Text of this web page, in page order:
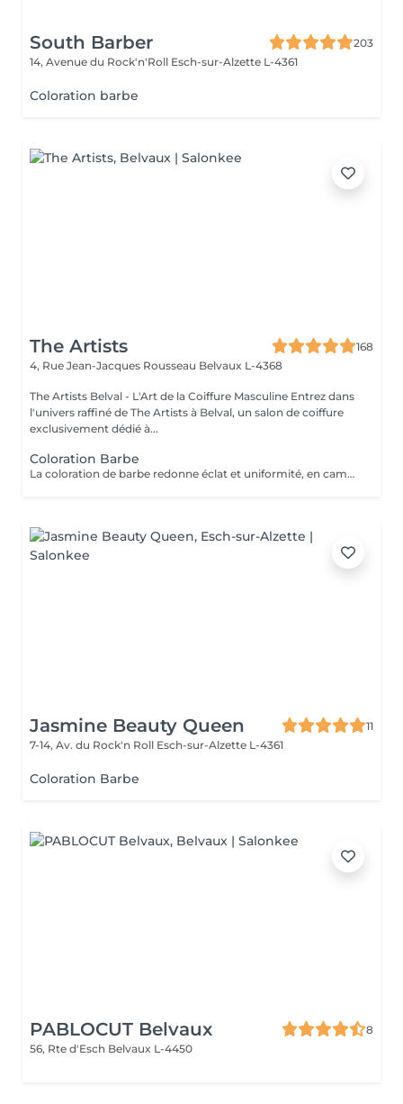
South Barber
203
14, Avenue du Rock'n'Roll Esch-sur-Alzette L-4361
Coloration barbe
The Artists
168
4, Rue Jean-Jacques Rousseau Belvaux L-4368
The Artists Belval - L'Art de la Coiffure Masculine Entrez dans
l'univers raffiné de The Artists à Belval, un salon de coiffure
exclusivement dédié à...
Coloration Barbe
La coloration de barbe redonne éclat et uniformité, en camouflant les poils gris ou les imperfections pour une barbe parfaitement soignée et d'apparence naturelle.
Jasmine Beauty Queen
11
7-14, Av. du Rock'n Roll Esch-sur-Alzette L-4361
Coloration Barbe
PABLOCUT Belvaux
8
56, Rte d'Esch Belvaux L-4450